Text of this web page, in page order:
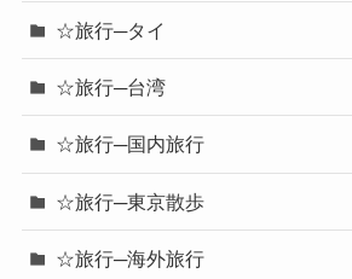
☆旅行─タイ
☆旅行─台湾
☆旅行─国内旅行
☆旅行─東京散歩
☆旅行─海外旅行